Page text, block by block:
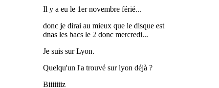
Il y a eu le 1er novembre férié...
donc je dirai au mieux que le disque est
dnas les bacs le 2 donc mercredi...
Je suis sur Lyon.
Quelqu'un l'a trouvé sur lyon déjà ?
Biiiiiiiz